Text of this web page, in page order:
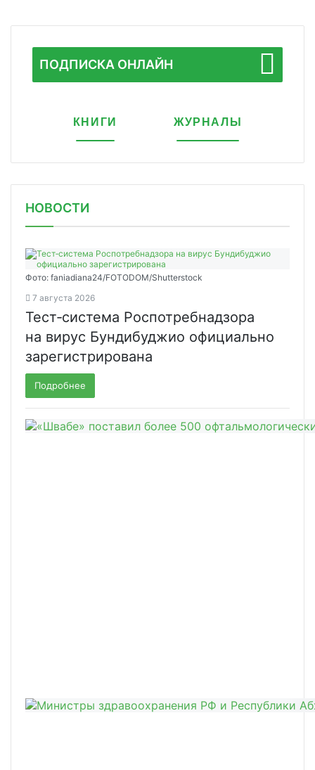
ПОДПИСКА ОНЛАЙН
КНИГИ ЖУРНАЛЫ
НОВОСТИ
Фото: faniadiana24/FOTODOM/Shutterstock
7 августа 2026
Тест‑система Роспотребнадзора
на вирус Бундибуджио официально
зарегистрирована
Подробнее